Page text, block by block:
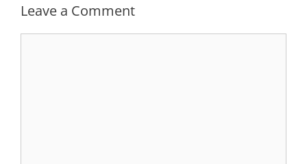
Leave a Comment